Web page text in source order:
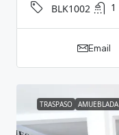
BLK1002 1
Email
TRASPASO AMUEBLADA